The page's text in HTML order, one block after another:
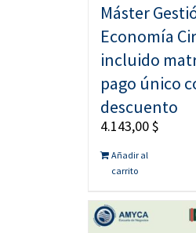
Máster
Economía
incluido
pago único
descuento
4.143,00$
Añadir al
carrito